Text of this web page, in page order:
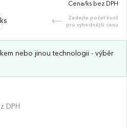
Cena/ks bez DPH
ks
Zadejte počet kusů
pro výhodnější cenu
nebo jinou technologii - výběr
DPH